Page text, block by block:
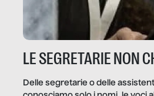
LE SEGRETARIE NON
Delle segretarie o delle